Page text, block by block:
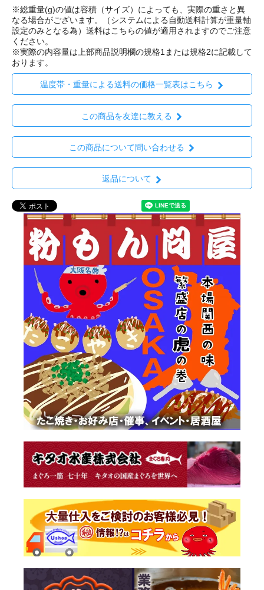
※総重量(g)の値は容積（サイズ）によっても、実際の重さと異
なる場合がございます。（システムによる自動送料計算が重量軸
設定のみとなる為）送料はこちらの値が適用されますのでご注意
ください。
※実際の内容量は上部商品説明欄の規格1または規格2に記載して
おります。
温度帯・重量による送料の価格一覧表はこちら
この商品を友達に教える
この商品について問い合わせる
返品について